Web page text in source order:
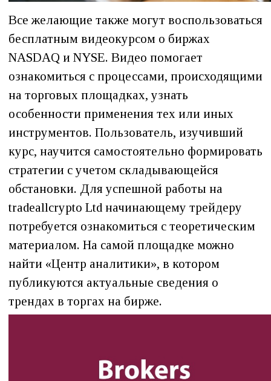
Все желающие также могут воспользоваться
бесплатным видеокурсом о биржах
NASDAQ и NYSE. Видео помогает
ознакомиться с процессами, происходящими
на торговых площадках, узнать
особенности применения тех или иных
инструментов. Пользователь, изучивший
курс, научится самостоятельно формировать
стратегии с учетом складывающейся
обстановки. Для успешной работы на
tradeallcrypto Ltd начинающему трейдеру
потребуется ознакомиться с теоретическим
материалом. На самой площадке можно
найти «Центр аналитики», в котором
публикуются актуальные сведения о
трендах в торгах на бирже.